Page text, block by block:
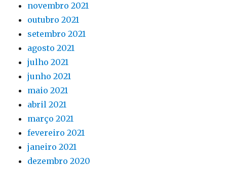
novembro 2021
outubro 2021
setembro 2021
agosto 2021
julho 2021
junho 2021
maio 2021
abril 2021
março 2021
fevereiro 2021
janeiro 2021
dezembro 2020